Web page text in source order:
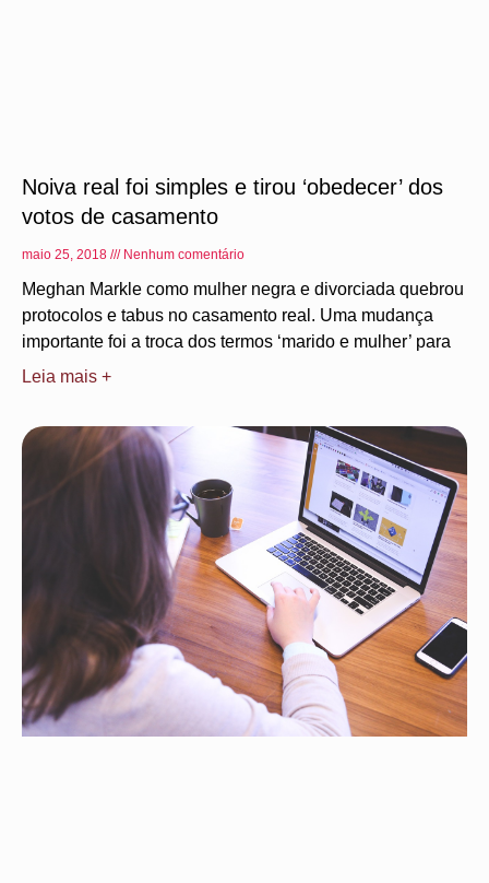
Noiva real foi simples e tirou ‘obedecer’ dos
votos de casamento
maio 25, 2018 Nenhum comentário
Meghan Markle como mulher negra e divorciada quebrou
protocolos e tabus no casamento real. Uma mudança
importante foi a troca dos termos ‘marido e mulher’ para
Leia mais +